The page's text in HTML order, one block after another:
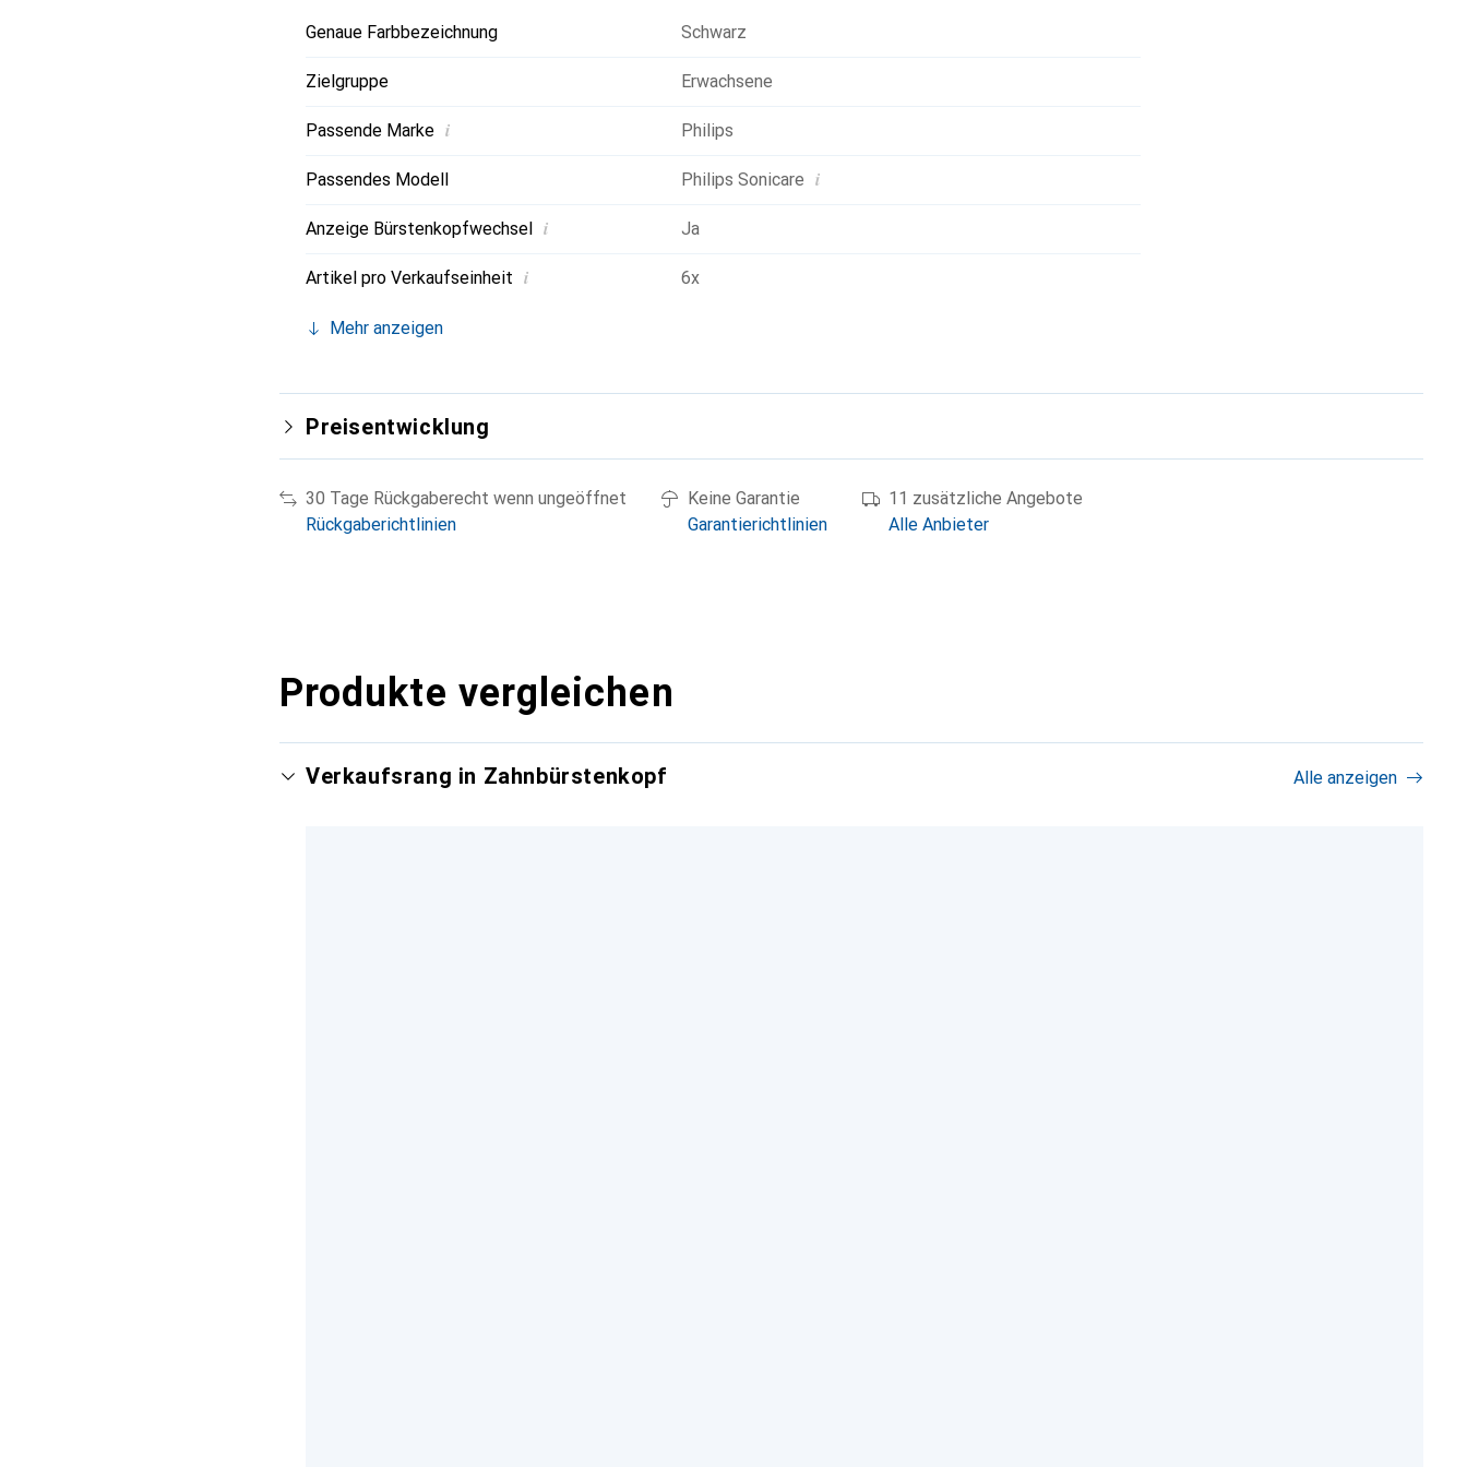
elektrischen Philips Sonicare Zahnbürsten.
Genaue Farbbezeichnung Schwarz
Zielgruppe Erwachsene
Passende Marke i Philips
Passendes Modell Philips Sonicare i
Anzeige Bürstenkopfwechsel i Ja
Artikel pro Verkaufseinheit i 6x
Mehr anzeigen
Preisentwicklung
30 Tage Rückgaberecht wenn ungeöffnet
Rückgaberichtlinien
Keine Garantie
Garantierichtlinien
11 zusätzliche Angebote
Alle Anbieter
Produkte vergleichen
Verkaufsrang in Zahnbürstenkopf Alle anzeigen